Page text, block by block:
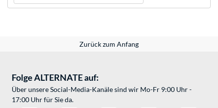
Zurück zum Anfang
Folge ALTERNATE auf:
Über unsere Social-Media-Kanäle sind wir Mo-Fr 9:00 Uhr -
17:00 Uhr für Sie da.